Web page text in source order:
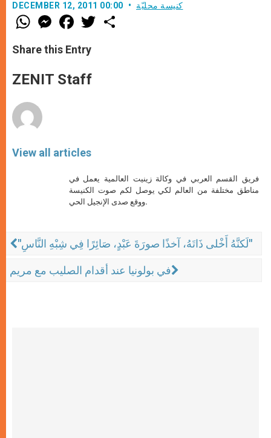
DECEMBER 12, 2011 00:00 كنيسة محليّة
W
h
t
s
p
p
M
e
s
e
g
e
F
a
e
b
o
k
w
Share this Entry
ZENIT Staff
View all articles
فريق القسم العربي في وكالة زينيت العالمية يعمل في
مناطق مختلفة من العالم لكي يوصل لكم صوت الكنيسة
ووقع صدى الإنجيل الحي.
"لَكنَّهُ أَخْلى ذَاتَهُ، آخذًا صورَةَ عَبْدٍ، صَائِرًا فِي شِبْهِ النَّاسِ"
في بولونيا عند أقدام الصليب مع مريم